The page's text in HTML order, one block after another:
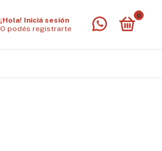
¡Hola! Iniciá sesión
O podés registrarte
0